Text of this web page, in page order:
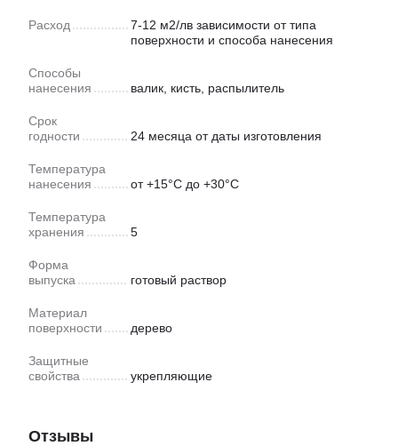
Расход
7-12 м2/лв зависимости от типа
поверхности и способа нанесения
Способы
нанесения
валик, кисть, распылитель
Срок
годности
24 месяца от даты изготовления
Температура
нанесения
от +15°С до +30°С
Температура
хранения
5
Форма
выпуска
готовый раствор
Материал
поверхности
дерево
Защитные
свойства
укрепляющие
Отзывы